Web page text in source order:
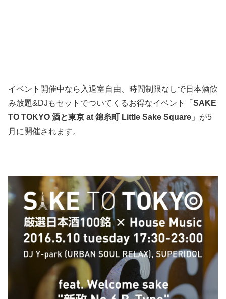
イベント開催中なら入退室自由、時間制限なしで日本酒飲
み放題&DJもセットでついてくるお得なイベント「 SAKE
TO TOKYO 酒と東京 at 錦糸町 Little Sake Square 」が5
月に開催されます。